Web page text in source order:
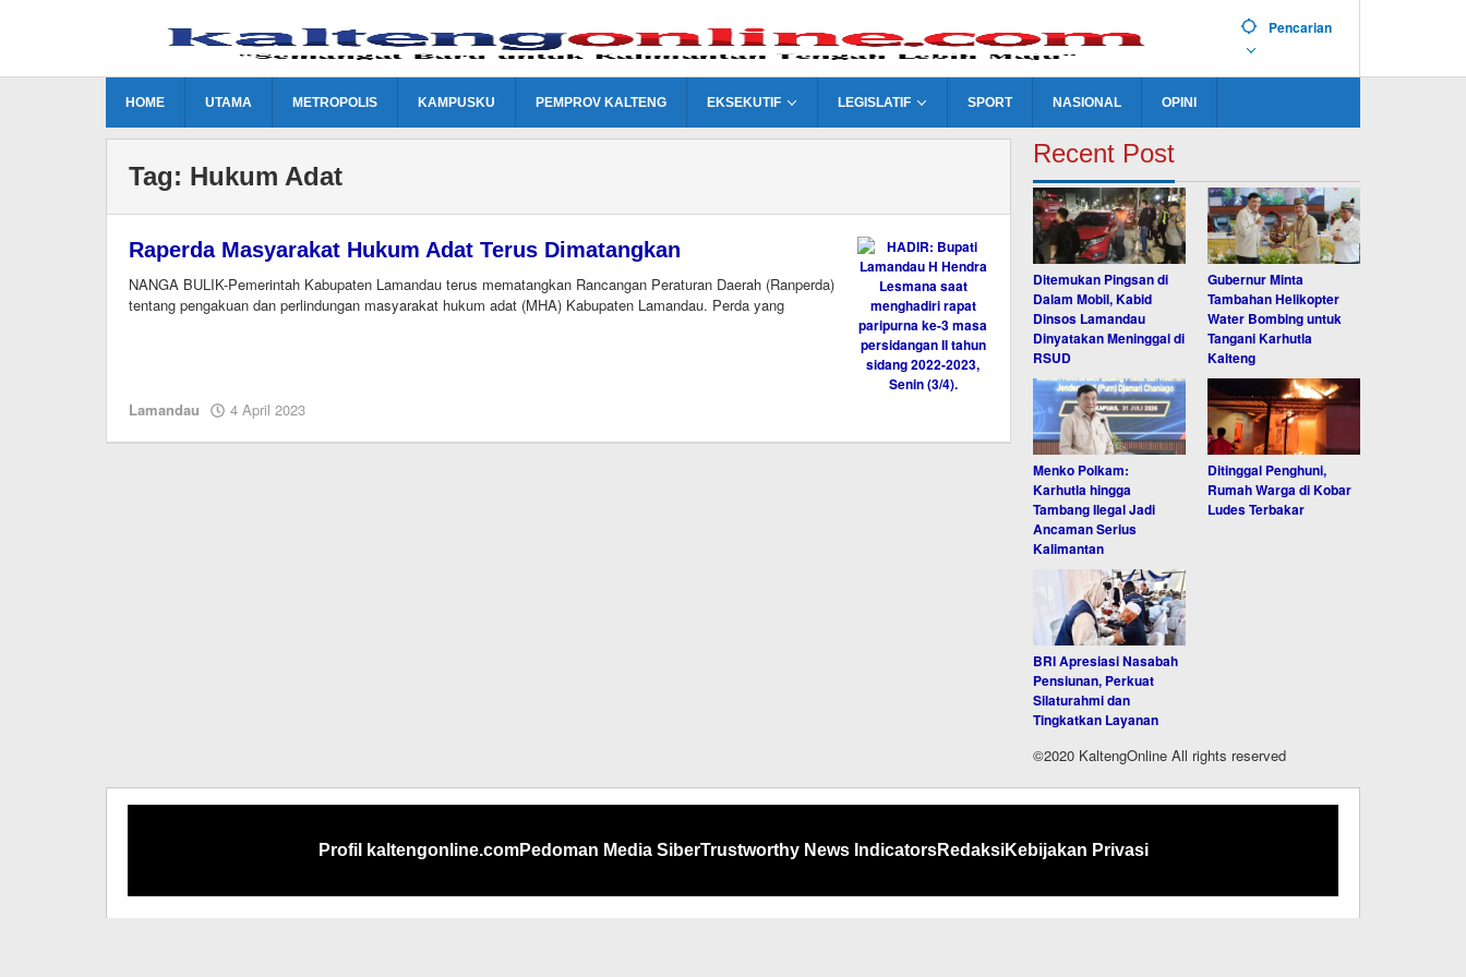
Pencarian
HOME UTAMA METROPOLIS KAMPUSKU PEMPROV KALTENG EKSEKUTIF LEGISLATIF SPORT NASIONAL OPINI
Tag: Hukum Adat
Raperda Masyarakat Hukum Adat Terus Dimatangkan
NANGA BULIK-Pemerintah Kabupaten Lamandau terus mematangkan Rancangan Peraturan Daerah (Ranperda)
tentang pengakuan dan perlindungan masyarakat hukum adat (MHA) Kabupaten Lamandau. Perda yang
Lamandau 4 April 2023
Recent Post
Ditemukan Pingsan di
Dalam Mobil, Kabid
Dinsos Lamandau
Dinyatakan Meninggal di
RSUD
Gubernur Minta
Tambahan Helikopter
Water Bombing untuk
Tangani Karhutla
Kalteng
Menko Polkam:
Karhutla hingga
Tambang Ilegal Jadi
Ancaman Serius
Kalimantan
Ditinggal Penghuni,
Rumah Warga di Kobar
Ludes Terbakar
BRI Apresiasi Nasabah
Pensiunan, Perkuat
Silaturahmi dan
Tingkatkan Layanan
©2020 KaltengOnline All rights reserved
Profil kaltengonline.comPedoman Media SiberTrustworthy News IndicatorsRedaksiKebijakan Privasi